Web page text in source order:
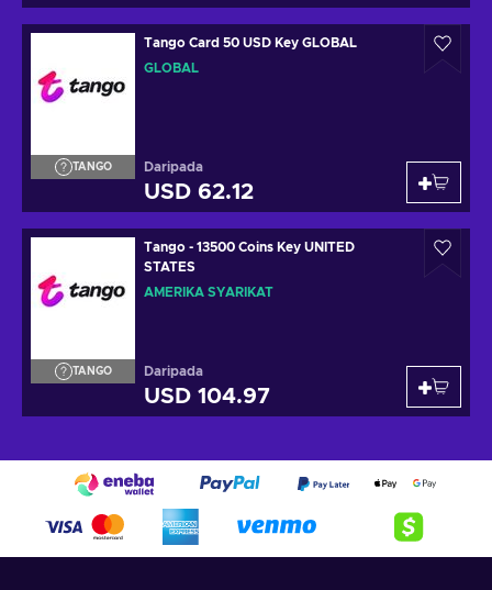
TANGO
Tango Card 50 USD Key GLOBAL
GLOBAL
Daripada
USD 62.12
TANGO
Tango - 13500 Coins Key UNITED
STATES
AMERIKA SYARIKAT
Daripada
USD 104.97